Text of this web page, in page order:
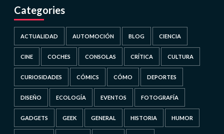
Categories
ACTUALIDAD AUTOMOCIÓN BLOG CIENCIA
CINE COCHES CONSOLAS CRÍTICA CULTURA
CURIOSIDADES CÓMICS CÓMO DEPORTES
DISEÑO ECOLOGÍA EVENTOS FOTOGRAFÍA
GADGETS GEEK GENERAL HISTORIA HUMOR